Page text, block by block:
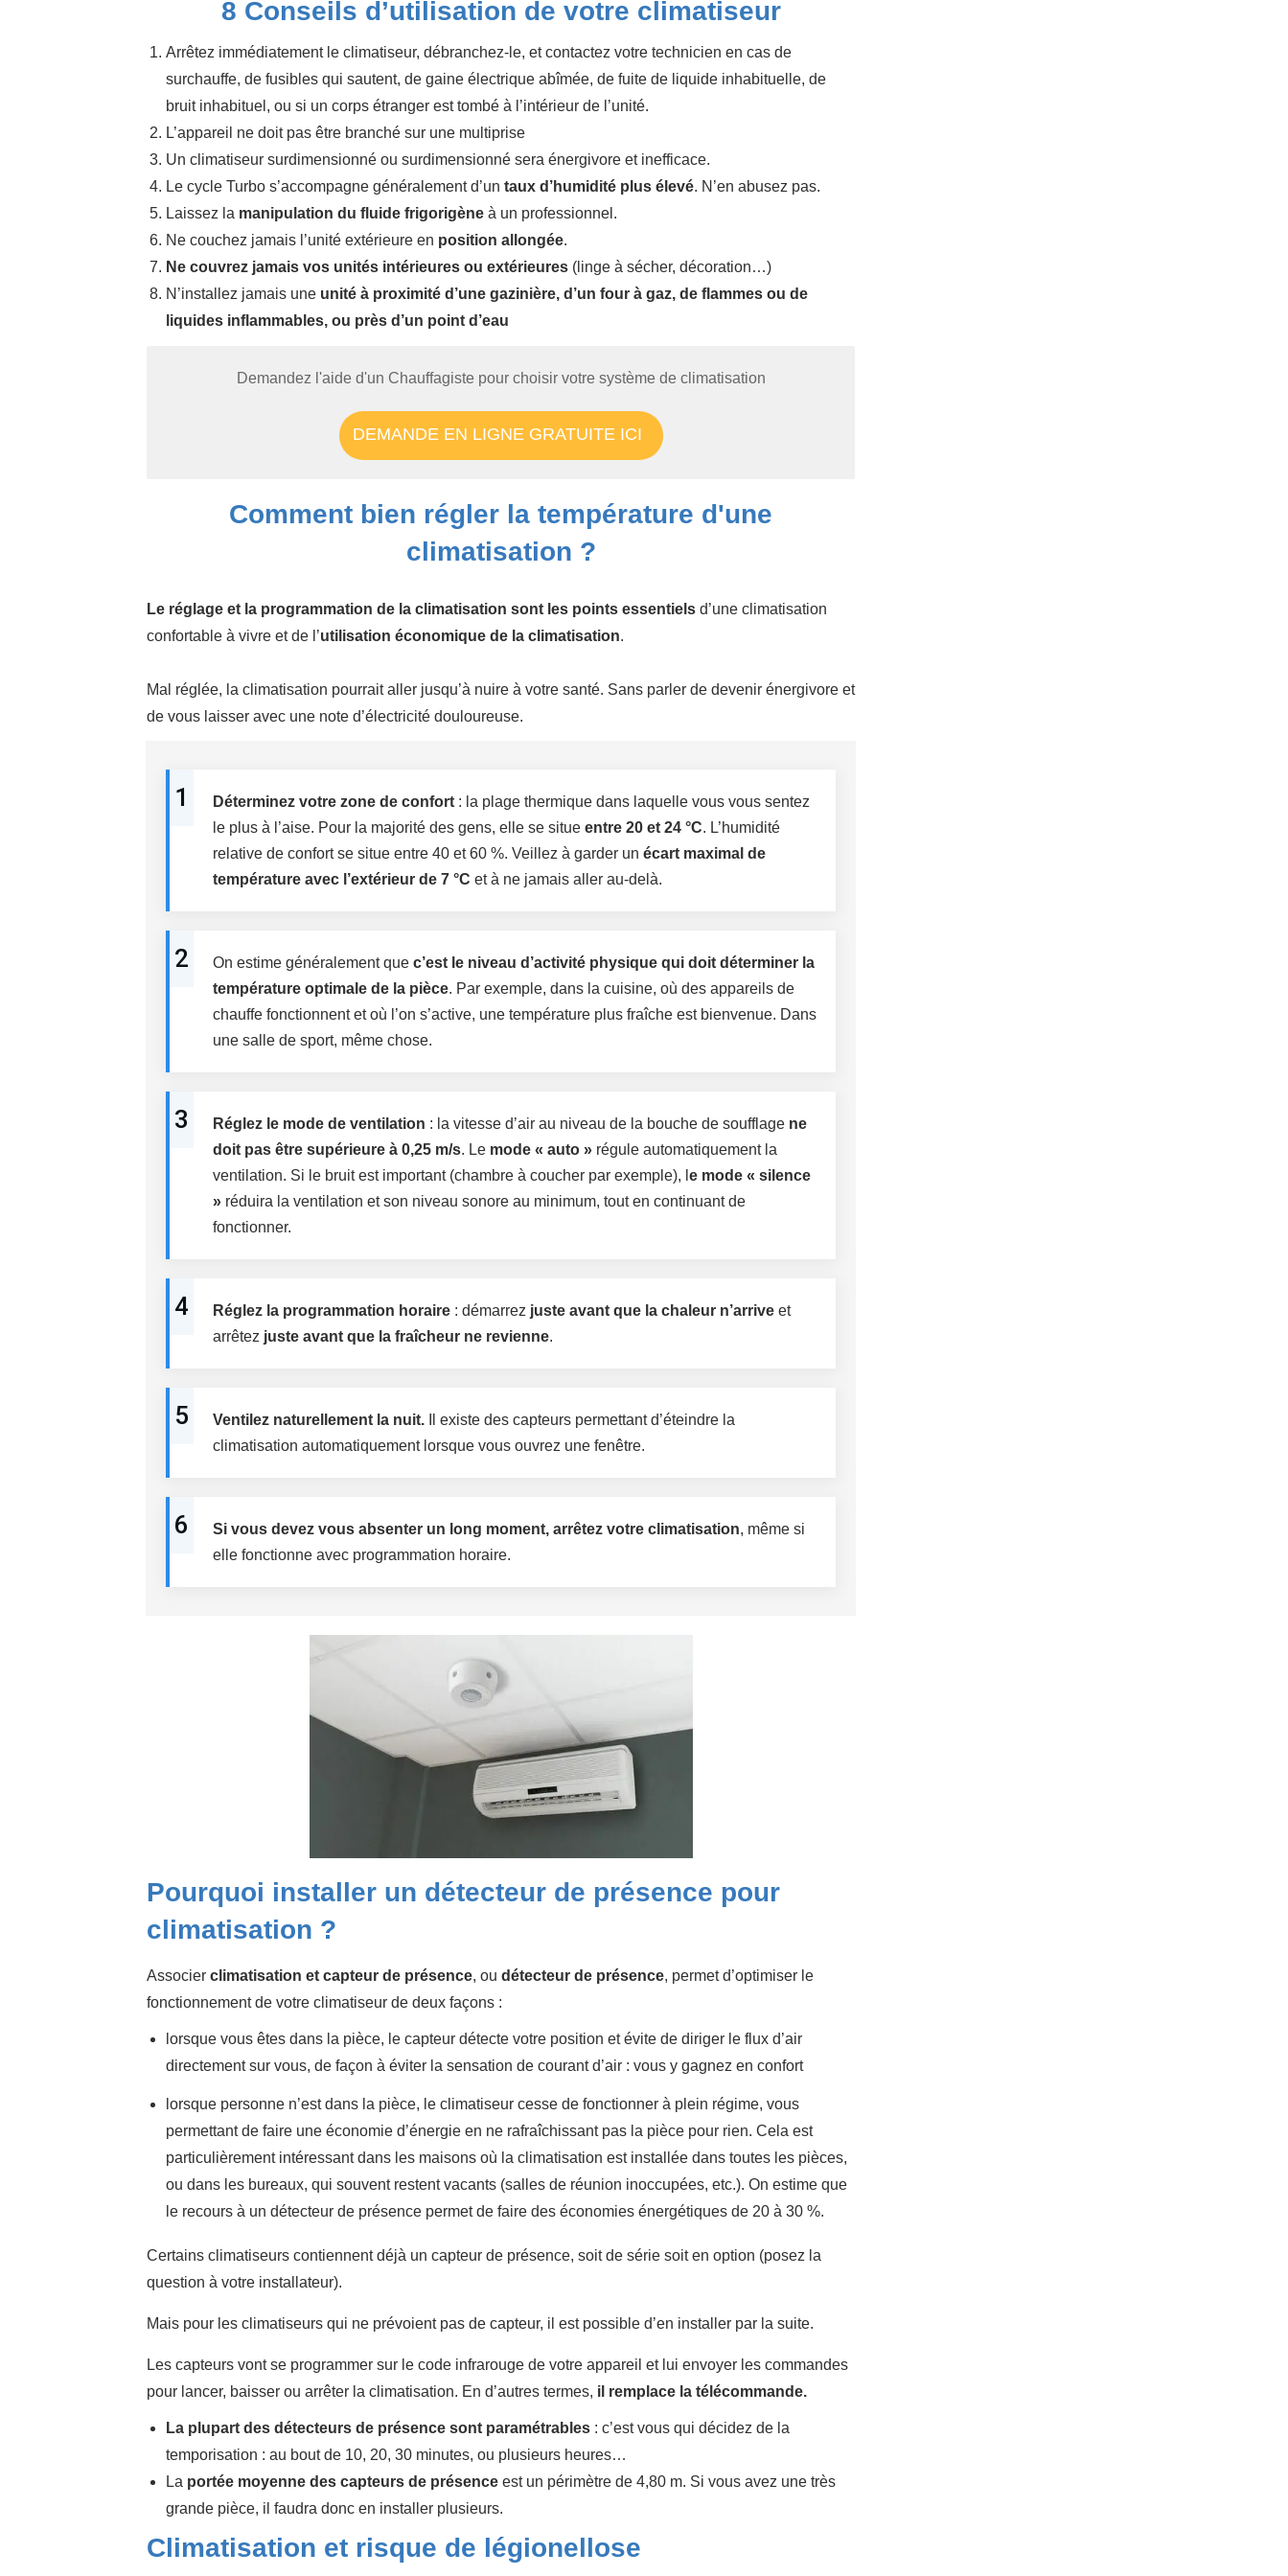
8 Conseils d’utilisation de votre climatiseur
Arrêtez immédiatement le climatiseur, débranchez-le, et contactez votre technicien en cas de
surchauffe, de fusibles qui sautent, de gaine électrique abîmée, de fuite de liquide inhabituelle, de
bruit inhabituel, ou si un corps étranger est tombé à l’intérieur de l’unité.
L’appareil ne doit pas être branché sur une multiprise
Un climatiseur surdimensionné ou surdimensionné sera énergivore et inefficace.
Le cycle Turbo s’accompagne généralement d’un taux d’humidité plus élevé. N’en abusez pas.
Laissez la manipulation du fluide frigorigène à un professionnel.
Ne couchez jamais l’unité extérieure en position allongée.
Ne couvrez jamais vos unités intérieures ou extérieures (linge à sécher, décoration…)
N’installez jamais une unité à proximité d’une gazinière, d’un four à gaz, de flammes ou de
liquides inflammables, ou près d’un point d’eau
Demandez l'aide d'un Chauffagiste pour choisir votre système de climatisation
DEMANDE EN LIGNE GRATUITE ICI
Comment bien régler la température d'une
climatisation ?
Le réglage et la programmation de la climatisation sont les points essentiels d’une climatisation
confortable à vivre et de l’utilisation économique de la climatisation.
Mal réglée, la climatisation pourrait aller jusqu’à nuire à votre santé. Sans parler de devenir énergivore et
de vous laisser avec une note d’électricité douloureuse.
1 Déterminez votre zone de confort : la plage thermique dans laquelle vous vous sentez
le plus à l’aise. Pour la majorité des gens, elle se situe entre 20 et 24 °C. L’humidité
relative de confort se situe entre 40 et 60 %. Veillez à garder un écart maximal de
température avec l’extérieur de 7 °C et à ne jamais aller au-delà.
2 On estime généralement que c’est le niveau d’activité physique qui doit déterminer la
température optimale de la pièce. Par exemple, dans la cuisine, où des appareils de
chauffe fonctionnent et où l’on s’active, une température plus fraîche est bienvenue. Dans
une salle de sport, même chose.
3 Réglez le mode de ventilation : la vitesse d’air au niveau de la bouche de soufflage ne
doit pas être supérieure à 0,25 m/s. Le mode « auto » régule automatiquement la
ventilation. Si le bruit est important (chambre à coucher par exemple), l e mode « silence
» réduira la ventilation et son niveau sonore au minimum, tout en continuant de
fonctionner.
4 Réglez la programmation horaire : démarrez juste avant que la chaleur n’arrive et
arrêtez juste avant que la fraîcheur ne revienne.
5 Ventilez naturellement la nuit. Il existe des capteurs permettant d’éteindre la
climatisation automatiquement lorsque vous ouvrez une fenêtre.
6 Si vous devez vous absenter un long moment, arrêtez votre climatisation, même si
elle fonctionne avec programmation horaire.
Pourquoi installer un détecteur de présence pour
climatisation ?
Associer climatisation et capteur de présence, ou détecteur de présence, permet d’optimiser le
fonctionnement de votre climatiseur de deux façons :
lorsque vous êtes dans la pièce, le capteur détecte votre position et évite de diriger le flux d’air
directement sur vous, de façon à éviter la sensation de courant d’air : vous y gagnez en confort
lorsque personne n’est dans la pièce, le climatiseur cesse de fonctionner à plein régime, vous
permettant de faire une économie d’énergie en ne rafraîchissant pas la pièce pour rien. Cela est
particulièrement intéressant dans les maisons où la climatisation est installée dans toutes les pièces,
ou dans les bureaux, qui souvent restent vacants (salles de réunion inoccupées, etc.). On estime que
le recours à un détecteur de présence permet de faire des économies énergétiques de 20 à 30 %.
Certains climatiseurs contiennent déjà un capteur de présence, soit de série soit en option (posez la
question à votre installateur).
Mais pour les climatiseurs qui ne prévoient pas de capteur, il est possible d’en installer par la suite.
Les capteurs vont se programmer sur le code infrarouge de votre appareil et lui envoyer les commandes
pour lancer, baisser ou arrêter la climatisation. En d’autres termes, il remplace la télécommande.
La plupart des détecteurs de présence sont paramétrables : c’est vous qui décidez de la
temporisation : au bout de 10, 20, 30 minutes, ou plusieurs heures…
La portée moyenne des capteurs de présence est un périmètre de 4,80 m. Si vous avez une très
grande pièce, il faudra donc en installer plusieurs.
Climatisation et risque de légionellose